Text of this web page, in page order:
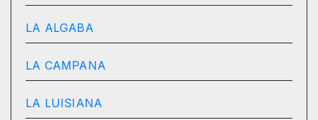
LA ALGABA
LA CAMPANA
LA LUISIANA